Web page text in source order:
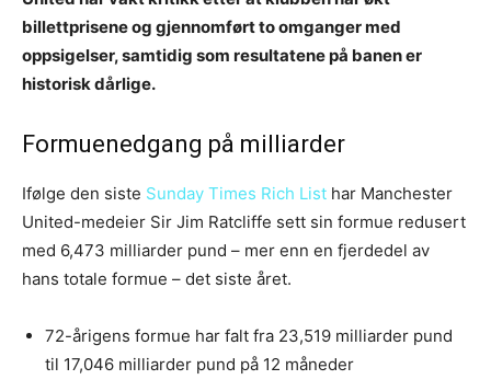
billettprisene og gjennomført to omganger med
oppsigelser, samtidig som resultatene på banen er
historisk dårlige.
Formuenedgang på milliarder
Ifølge den siste Sunday Times Rich List har Manchester
United-medeier Sir Jim Ratcliffe sett sin formue redusert
med 6,473 milliarder pund – mer enn en fjerdedel av
hans totale formue – det siste året.
72-årigens formue har falt fra 23,519 milliarder pund
til 17,046 milliarder pund på 12 måneder